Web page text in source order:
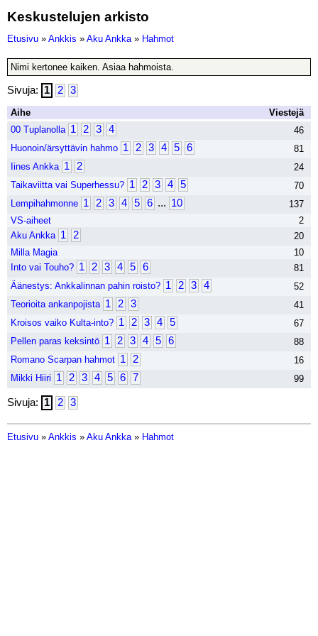
Keskustelujen arkisto
Etusivu » Ankkis » Aku Ankka » Hahmot
Nimi kertonee kaiken. Asiaa hahmoista.
Sivuja: 1 2 3
Aihe
Viestejä
00 Tuplanolla 1 2 3 4
46
Huonoin/ärsyttävin hahmo 1 2 3 4 5 6
81
Iines Ankka 1 2
24
Taikaviitta vai Superhessu? 1 2 3 4 5
70
Lempihahmonne 1 2 3 4 5 6 ... 10
137
VS-aiheet
2
Aku Ankka 1 2
20
Milla Magia
10
Into vai Touho? 1 2 3 4 5 6
81
Äänestys: Ankkalinnan pahin roisto? 1 2 3 4
52
Teorioita ankanpojista 1 2 3
41
Kroisos vaiko Kulta-into? 1 2 3 4 5
67
Pellen paras keksintö 1 2 3 4 5 6
88
Romano Scarpan hahmot 1 2
16
Mikki Hiiri 1 2 3 4 5 6 7 99
Sivuja: 1 2 3
Etusivu » Ankkis » Aku Ankka » Hahmot